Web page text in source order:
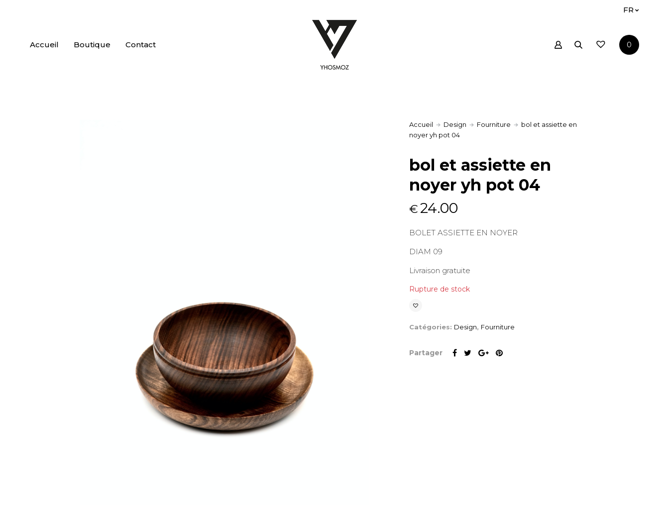
0
Accueil Boutique Contact
FR
Accueil Design Fourniture
bol et assiette en
noyer yh pot 04
bol et assiette en
noyer yh pot 04
€24.00
BOLET ASSIETTE EN NOYER
DIAM 09
Livraison gratuite
Rupture de stock
Catégories: Design, Fourniture
Partager